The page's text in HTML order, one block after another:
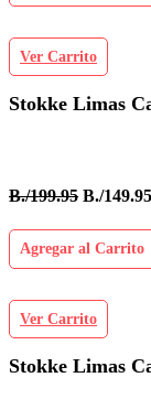
Ver Carrito
Stokke Limas
B./199.95 B./149.95
Agregar al Carrito
Ver Carrito
Stokke Limas